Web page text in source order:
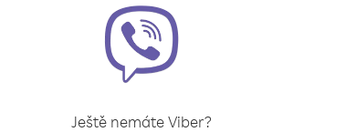
Ještě nemáte Viber?